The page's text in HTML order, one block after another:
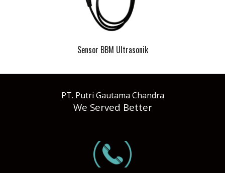
Sensor BBM Ultrasonik
PT. Putri Gautama Chandra
We Served Better